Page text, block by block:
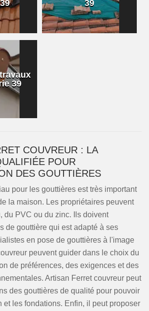
39
39
COUVREUR : LA
POUR
DES GOUTTIÈRES
pour les gouttières est très important
la maison. Les propriétaires peuvent
du PVC ou du zinc. Ils doivent
de gouttière qui est adapté à ses
en pose de gouttières à l'image
peuvent guider dans le choix du
de préférences, des exigences et des
Artisan Ferret couvreur peut
des gouttières de qualité pour pouvoir
et les fondations. Enfin, il peut proposer